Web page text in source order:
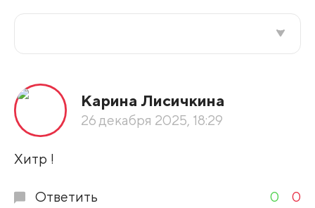
По рейтингу
Карина Лисичкина
26 декабря 2025, 18:29
Хитр !
Ответить 0 0